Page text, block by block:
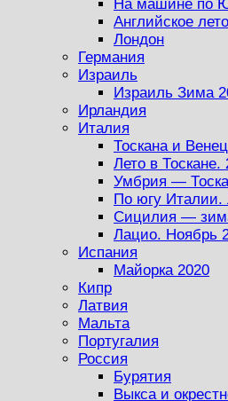
На машине по
Английское
Лондон
Германия
Израиль
Израиль Зима
Ирландия
Италия
Тоскана и
Лето в Тоскане.
Умбрия —
По югу Италии.
Сицилия —
Лацио. Ноябрь
Испания
Майорка 2020
Кипр
Латвия
Мальта
Португалия
Россия
Бурятия
Выкса и